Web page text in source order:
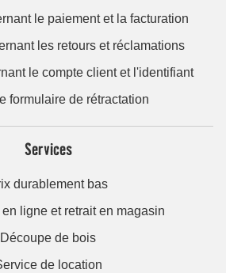
le paiement et la facturation
les retours et réclamations
le compte client et l'identifiant
formulaire de rétractation
Services
durablement bas
ligne et retrait en magasin
Découpe de bois
de location